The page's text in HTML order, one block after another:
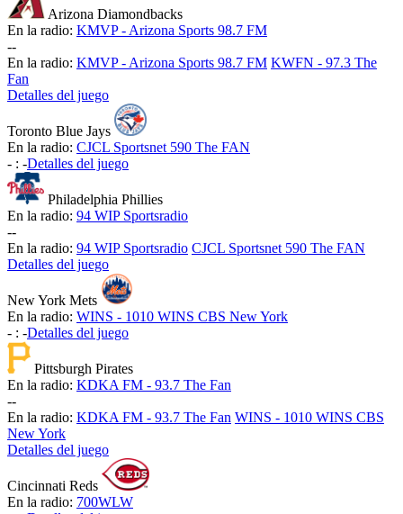
Arizona Diamondbacks
En la radio: KMVP - Arizona Sports 98.7 FM
--
En la radio: KMVP - Arizona Sports 98.7 FM KWFN - 97.3 The
Fan
Detalles del juego
Toronto Blue Jays
En la radio: CJCL Sportsnet 590 The FAN
- : -Detalles del juego
Philadelphia Phillies
En la radio: 94 WIP Sportsradio
--
En la radio: 94 WIP Sportsradio CJCL Sportsnet 590 The FAN
Detalles del juego
New York Mets
En la radio: WINS - 1010 WINS CBS New York
- : -Detalles del juego
Pittsburgh Pirates
En la radio: KDKA FM - 93.7 The Fan
--
En la radio: KDKA FM - 93.7 The Fan WINS - 1010 WINS CBS
New York
Detalles del juego
Cincinnati Reds
En la radio: 700WLW